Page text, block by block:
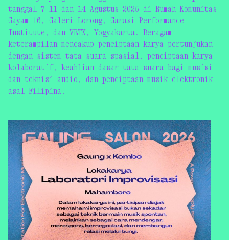
tanggal 7-11 dan 14 Agustus 2025 di Rumah Komunitas
Gayam 16, Galeri Lorong, Garasi Performance
Institute, dan VRTX, Yogyakarta. Beragam
keterampilan mencakup penciptaan karya pertunjukan
dengan sistem tata suara spasial, penciptaan karya
kolaboratif, keahlian dasar tata suara bagi musisi
dan teknisi audio, dan penciptaan musik elektronik
asal Filipina.